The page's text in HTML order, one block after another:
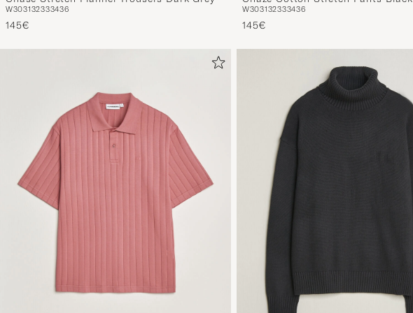
W303132333436
145€
W303132333436
145€